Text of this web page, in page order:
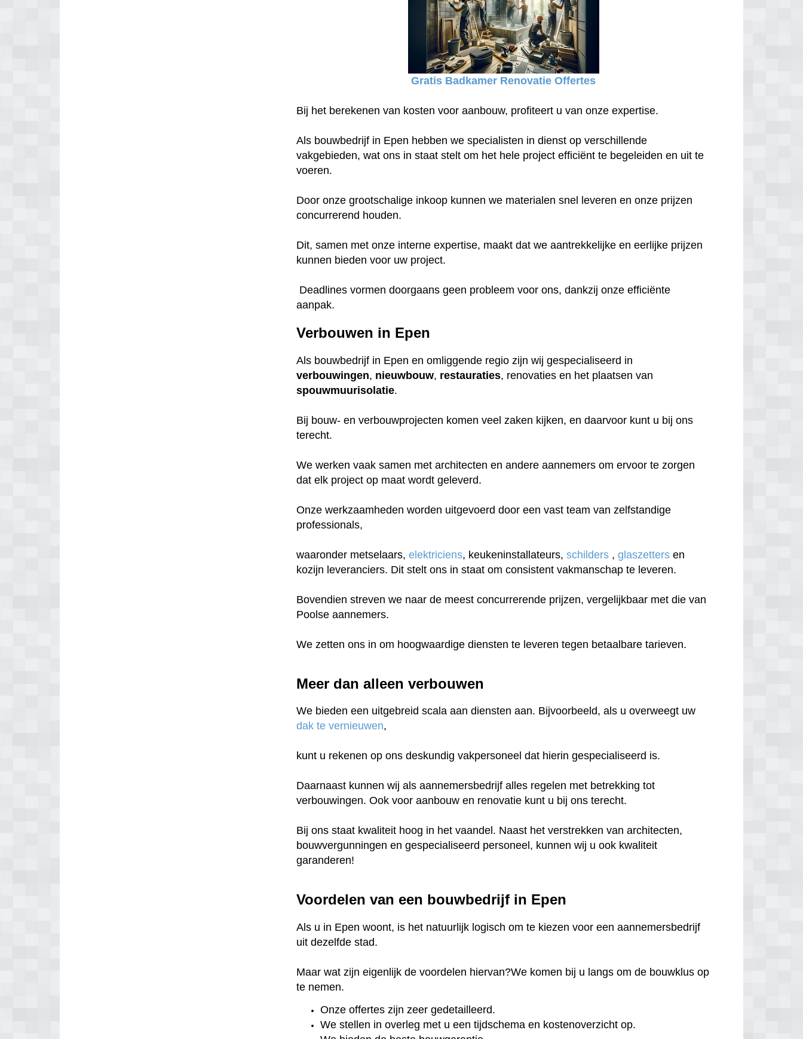
Gratis Badkamer Renovatie Offertes
Bij het berekenen van kosten voor aanbouw, profiteert u van onze expertise.
Als bouwbedrijf in Epen hebben we specialisten in dienst op verschillende
vakgebieden, wat ons in staat stelt om het hele project efficiënt te begeleiden en uit te
voeren.
Door onze grootschalige inkoop kunnen we materialen snel leveren en onze prijzen
concurrerend houden.
Dit, samen met onze interne expertise, maakt dat we aantrekkelijke en eerlijke prijzen
kunnen bieden voor uw project.
Deadlines vormen doorgaans geen probleem voor ons, dankzij onze efficiënte
aanpak.
Verbouwen in Epen
Als bouwbedrijf in Epen en omliggende regio zijn wij gespecialiseerd in
verbouwingen, nieuwbouw, restauraties, renovaties en het plaatsen van
spouwmuurisolatie.
Bij bouw- en verbouwprojecten komen veel zaken kijken, en daarvoor kunt u bij ons
terecht.
We werken vaak samen met architecten en andere aannemers om ervoor te zorgen
dat elk project op maat wordt geleverd.
Onze werkzaamheden worden uitgevoerd door een vast team van zelfstandige
professionals,
waaronder metselaars,elektriciens, keukeninstallateurs,schilders ,glaszetters en
kozijn leveranciers. Dit stelt ons in staat om consistent vakmanschap te leveren.
Bovendien streven we naar de meest concurrerende prijzen, vergelijkbaar met die van
Poolse aannemers.
We zetten ons in om hoogwaardige diensten te leveren tegen betaalbare tarieven.
Meer dan alleen verbouwen
We bieden een uitgebreid scala aan diensten aan. Bijvoorbeeld, als u overweegt uw
dak te vernieuwen,
kunt u rekenen op ons deskundig vakpersoneel dat hierin gespecialiseerd is.
Daarnaast kunnen wij als aannemersbedrijf alles regelen met betrekking tot
verbouwingen. Ook voor aanbouw en renovatie kunt u bij ons terecht.
Bij ons staat kwaliteit hoog in het vaandel. Naast het verstrekken van architecten,
bouwvergunningen en gespecialiseerd personeel, kunnen wij u ook kwaliteit
garanderen!
Voordelen van een bouwbedrijf in Epen
Als u in Epen woont, is het natuurlijk logisch om te kiezen voor een aannemersbedrijf
uit dezelfde stad.
Maar wat zijn eigenlijk de voordelen hiervan?We komen bij u langs om de bouwklus op
te nemen.
Onze offertes zijn zeer gedetailleerd.
We stellen in overleg met u een tijdschema en kostenoverzicht op.